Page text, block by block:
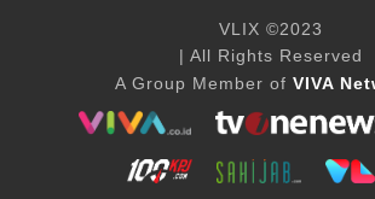
VLIX ©2023
| All Rights Reserved
A Group Member of VIVA